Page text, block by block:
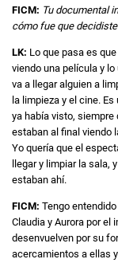
FICM: Tu documental
cómo fue que
LK: Lo que pasa es
viendo una película y
va a llegar alguien a
la limpieza y el cine.
ya había visto,
estaban al final viendo
Yo quería que el
llegar y limpiar la sala,
estaban ahí.
FICM: Tengo
Claudia y Aurora por el
desenvuelven por su
acercamientos a ellas